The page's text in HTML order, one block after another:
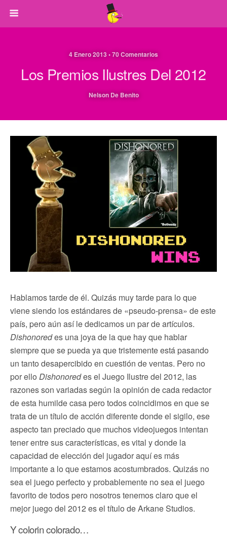
4 Enero 2013 • 70 Comentarios
Los Premios Ilustres Del 2012
Nelson De Benito
Hablamos tarde de él. Quizás muy tarde para lo que
viene siendo los estándares de «pseudo-prensa» de este
país, pero aún así le dedicamos un par de artículos.
Dishonoredes una joya de la que hay que hablar
siempre que se pueda ya que tristemente está pasando
un tanto desapercibido en cuestión de ventas. Pero no
por ello Dishonoredes el Juego Ilustre del 2012, las
razones son variadas según la opinión de cada redactor
de esta humilde casa pero todos coincidimos en que se
trata de un título de acción diferente donde el sigilo, ese
aspecto tan preciado que muchos videojuegos intentan
tener entre sus características, es vital y donde la
capacidad de elección del jugador aquí es más
importante a lo que estamos acostumbrados. Quizás no
sea el juego perfecto y probablemente no sea el juego
favorito de todos pero nosotros tenemos claro que el
mejor juego del 2012 es el título de Arkane Studios.
Y colorin colorado…